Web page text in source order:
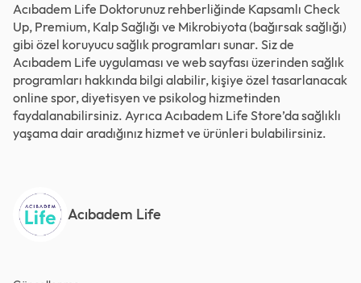
Acıbadem Life Doktorunuz rehberliğinde Kapsamlı Check
Up, Premium, Kalp Sağlığı ve Mikrobiyota (bağırsak sağlığı)
gibi özel koruyucu sağlık programları sunar. Siz de
Acıbadem Life uygulaması ve web sayfası üzerinden sağlık
programları hakkında bilgi alabilir, kişiye özel tasarlanacak
online spor,diyetisyen ve psikolog hizmetinden
faydalanabilirsiniz. Ayrıca Acıbadem Life Store’dasağlıklı
yaşama dair aradığınız hizmet ve ürünleri bulabilirsiniz.
Acıbadem Life